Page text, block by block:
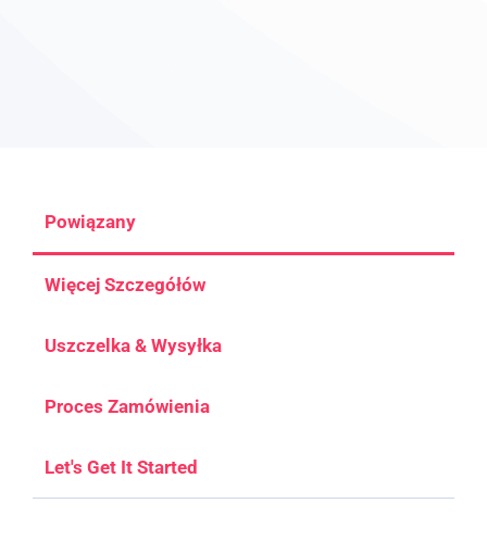
Powiązany
Więcej Szczegółów
Uszczelka & Wysyłka
Proces Zamówienia
Let's Get It Started